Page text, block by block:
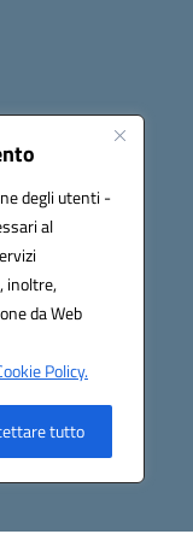
degli utenti -
al
inoltre,
da Web
Policy.
tutto